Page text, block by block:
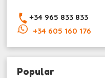
+34 965 833 833
+34 605 160 176
Popular